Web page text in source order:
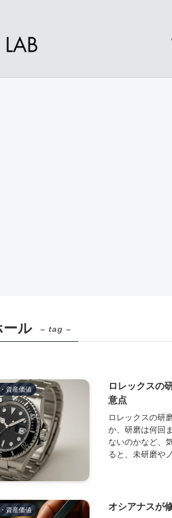
ール – tag –
資産価値
ロレックスの
意点
ロレックスの研
か、研磨は何回
ないのかなど、
ると、未研磨や
資産価値 オシアナスが